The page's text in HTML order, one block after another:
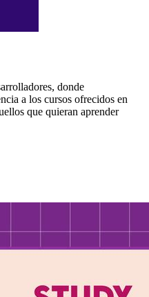
donde
a los cursos ofrecidos en
que quieran aprender